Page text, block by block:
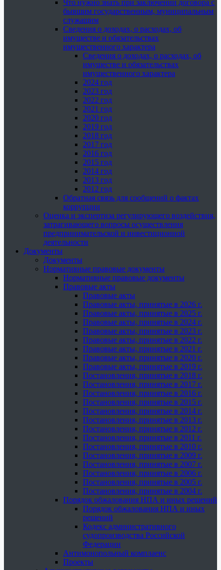
Что нужно знать при заключении договора с
бывшим государственным, муниципальным
служащим
Сведения о доходах, о расходах, об
имуществе и обязательствах
имущественного характера
Сведения о доходах, о расходах, об
имуществе и обязательствах
имущественного характера
2024 год
2023 год
2022 год
2021 год
2020 год
2019 год
2018 год
2017 год
2016 год
2015 год
2014 год
2013 год
2012 год
Обратная связь для сообщений о фактах
коррупции
Оценка и экспертиза регулирующего воздействия,
затрагивающего вопросы осуществления
предпринимательской и инвестиционной
деятельности
Документы
Документы
Нормативные правовые документы
Нормативные правовые документы
Правовые акты
Правовые акты
Правовые акты, принятые в 2026 г.
Правовые акты, принятые в 2025 г.
Правовые акты, принятые в 2024 г.
Правовые акты, принятые в 2023 г.
Правовые акты, принятые в 2022 г.
Правовые акты, принятые в 2021 г.
Правовые акты, принятые в 2020 г.
Правовые акты, принятые в 2019 г.
Постановления, принятые в 2018 г.
Постановления, принятые в 2017 г.
Постановления, принятые в 2016 г.
Постановления, принятые в 2015 г.
Постановления, принятые в 2014 г.
Постановления, принятые в 2013 г.
Постановления, принятые в 2012 г.
Постановления, принятые в 2011 г.
Постановления, принятые в 2010 г.
Постановления, принятые в 2009 г.
Постановления, принятые в 2007 г.
Постановления, принятые в 2006 г.
Постановления, принятые в 2005 г.
Постановления, принятые в 2004 г.
Порядок обжалования НПА и иных решений
Порядок обжалования НПА и иных
решений
Кодекс административного
судопроизводства Российской
Федерации
Антимонопольный комплаенс
Проекты